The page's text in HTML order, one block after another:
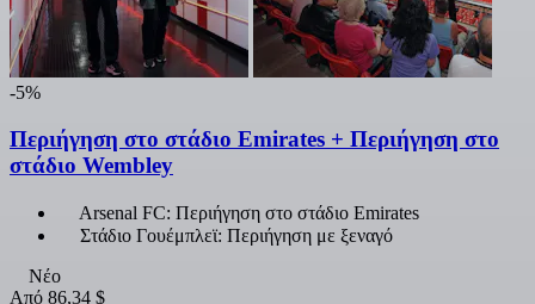
-5%
Περιήγηση στο στάδιο Emirates + Περιήγηση στο
στάδιο Wembley
Arsenal FC: Περιήγηση στο στάδιο Emirates
Στάδιο Γουέμπλεϊ: Περιήγηση με ξεναγό
Νέο
Από 86,34 $